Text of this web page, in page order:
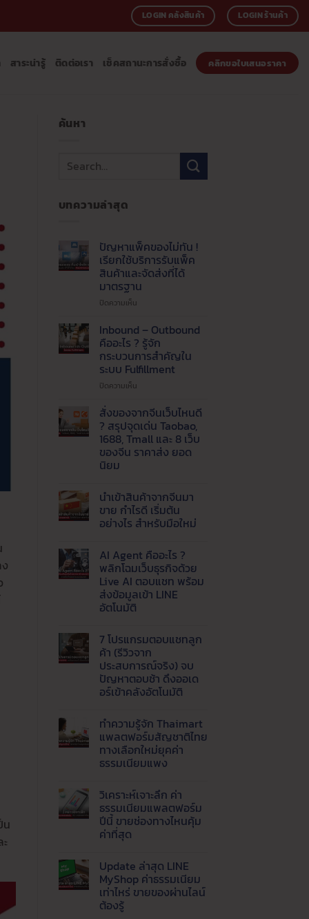
LOGIN คลังสินค้า LOGIN ร้านค้า
สาระน่ารู้ ติดต่อเรา เช็คสถานะการสั่งซื้อ คลิกขอใบเสนอราคา
น
ค้นหา
บทความล่าสุด
ปัญหาแพ็คของไม่ทัน !
เรียกใช้บริการรับแพ็ค
สินค้าและจัดส่งที่ได้
มาตรฐาน
ปิดความเห็นบน
แพ็ค
ของ
ไม่ทัน
!
เรียก
ใช้
แพ็ค
สินค้า
และ
จัด
มาตรฐาน
Inbound – Outbound
คืออะไร ? รู้จัก
กระบวนการสำคัญใน
ระบบ Fulfillment
ปิดความเห็นบน
–
Outbound
คือ
อะไร
?
สำคัญ
ใน
ระบบ
Fulfillment
สั่งของจากจีนเว็บไหนดี
? สรุปจุดเด่น Taobao,
1688, Tmall และ 8 เว็บ
ของจีน ราคาส่ง ยอด
นิยม
เห็น
บน
สั่ง
ของ
เว็บ
ไหน
ดี
?
สรุป
จุด
เด่น
Taobao,
และ
8
เว็บ
ของ
จีน
ราคา
ส่ง
นำเข้าสินค้าจากจีนมา
ขาย กำไรดี เริ่มต้น
อย่างไร สำหรับมือใหม่
เห็น
บน
นำ
เข้า
สินค้า
จาก
จีน
กำไร
ดี
เริ่ม
ต้น
อย่างไร
สำหรับ
มือ
ใหม่
AI Agent คืออะไร ?
พลิกโฉมเว็บธุรกิจด้วย
Live AI ตอบแชท พร้อม
ส่งข้อมูลเข้า LINE
อัตโนมัติ
เห็น
บน
AI
Agent
คือ
อะไร
?
เว็บ
ธุรกิจ
ด้วย
Live
AI
ตอบ
ส่ง
ข้อมูล
เข้า
LINE
อัตโนมัติ
7 โปรแกรมตอบแชทลูก
ค้า (รีวิวจาก
ประสบการณ์จริง) จบ
ปัญหาตอบช้า ดึงออเด
อร์เข้าคลังอัตโนมัติ
เห็น
บน
7
โปรแกรม
ตอบ
แช
(รีวิว
จาก
ประสบการณ์
จริง)
จบ
ปัญหา
ดึง
ออ
เด
อร์
เข้า
คลัง
ทำความรู้จัก Thaimart
แพลตฟอร์มสัญชาติไทย
ทางเลือกใหม่ยุคค่า
ธรรมเนียมแพง
เห็น
บน
ทำความ
รู้จัก
Thaimart
แพลตฟอร์ม
ทาง
เลือก
ใหม่
ยุค
ค่า
ธรรมเนียม
วิเคราะห์เจาะลึก ค่า
ธรรมเนียมแพลตฟอร์ม
ปีนี้ ขายช่องทางไหนคุ้ม
ค่าที่สุด
เห็น
บน
วิเคราะห์
เจาะ
ลึก
ค่า
Update ล่าสุด LINE
MyShop ค่าธรรมเนียม
เท่าไหร่ ขายของผ่านไลน์
ต้องรู้